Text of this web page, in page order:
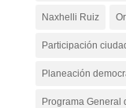
Naxhelli Ruiz
Participación
Planeación
Programa General